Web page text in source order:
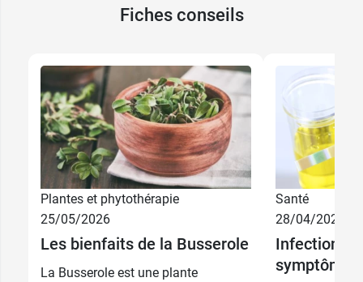
Fiches conseils
Plantes et phytothérapie
25/05/2026
Les bienfaits de la Busserole
La Busserole est une plante
Santé
28/04/2026
Infection